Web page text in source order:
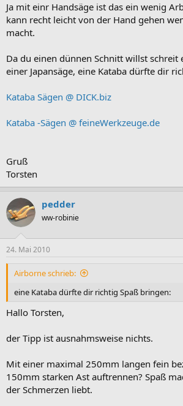
Ja mit einr Handsäge ist das ein wenig
kann recht leicht von der Hand gehen
macht.
Da du einen dünnen Schnitt willst schreit
einer Japansäge, eine Kataba dürfte dir
Kataba Sägen @ DICK.biz
Kataba -Sägen @ feineWerkzeuge.de
Gruß
Torsten
pedder
ww-robinie
24. Mai 2010
Airborne schrieb:
eine Kataba dürfte dir richtig Spaß bringen:
Hallo Torsten,
der Tipp ist ausnahmsweise nichts.
Mit einer maximal 250mm langen fein
150mm starken Ast auftrennen? Spaß
der Schmerzen liebt.